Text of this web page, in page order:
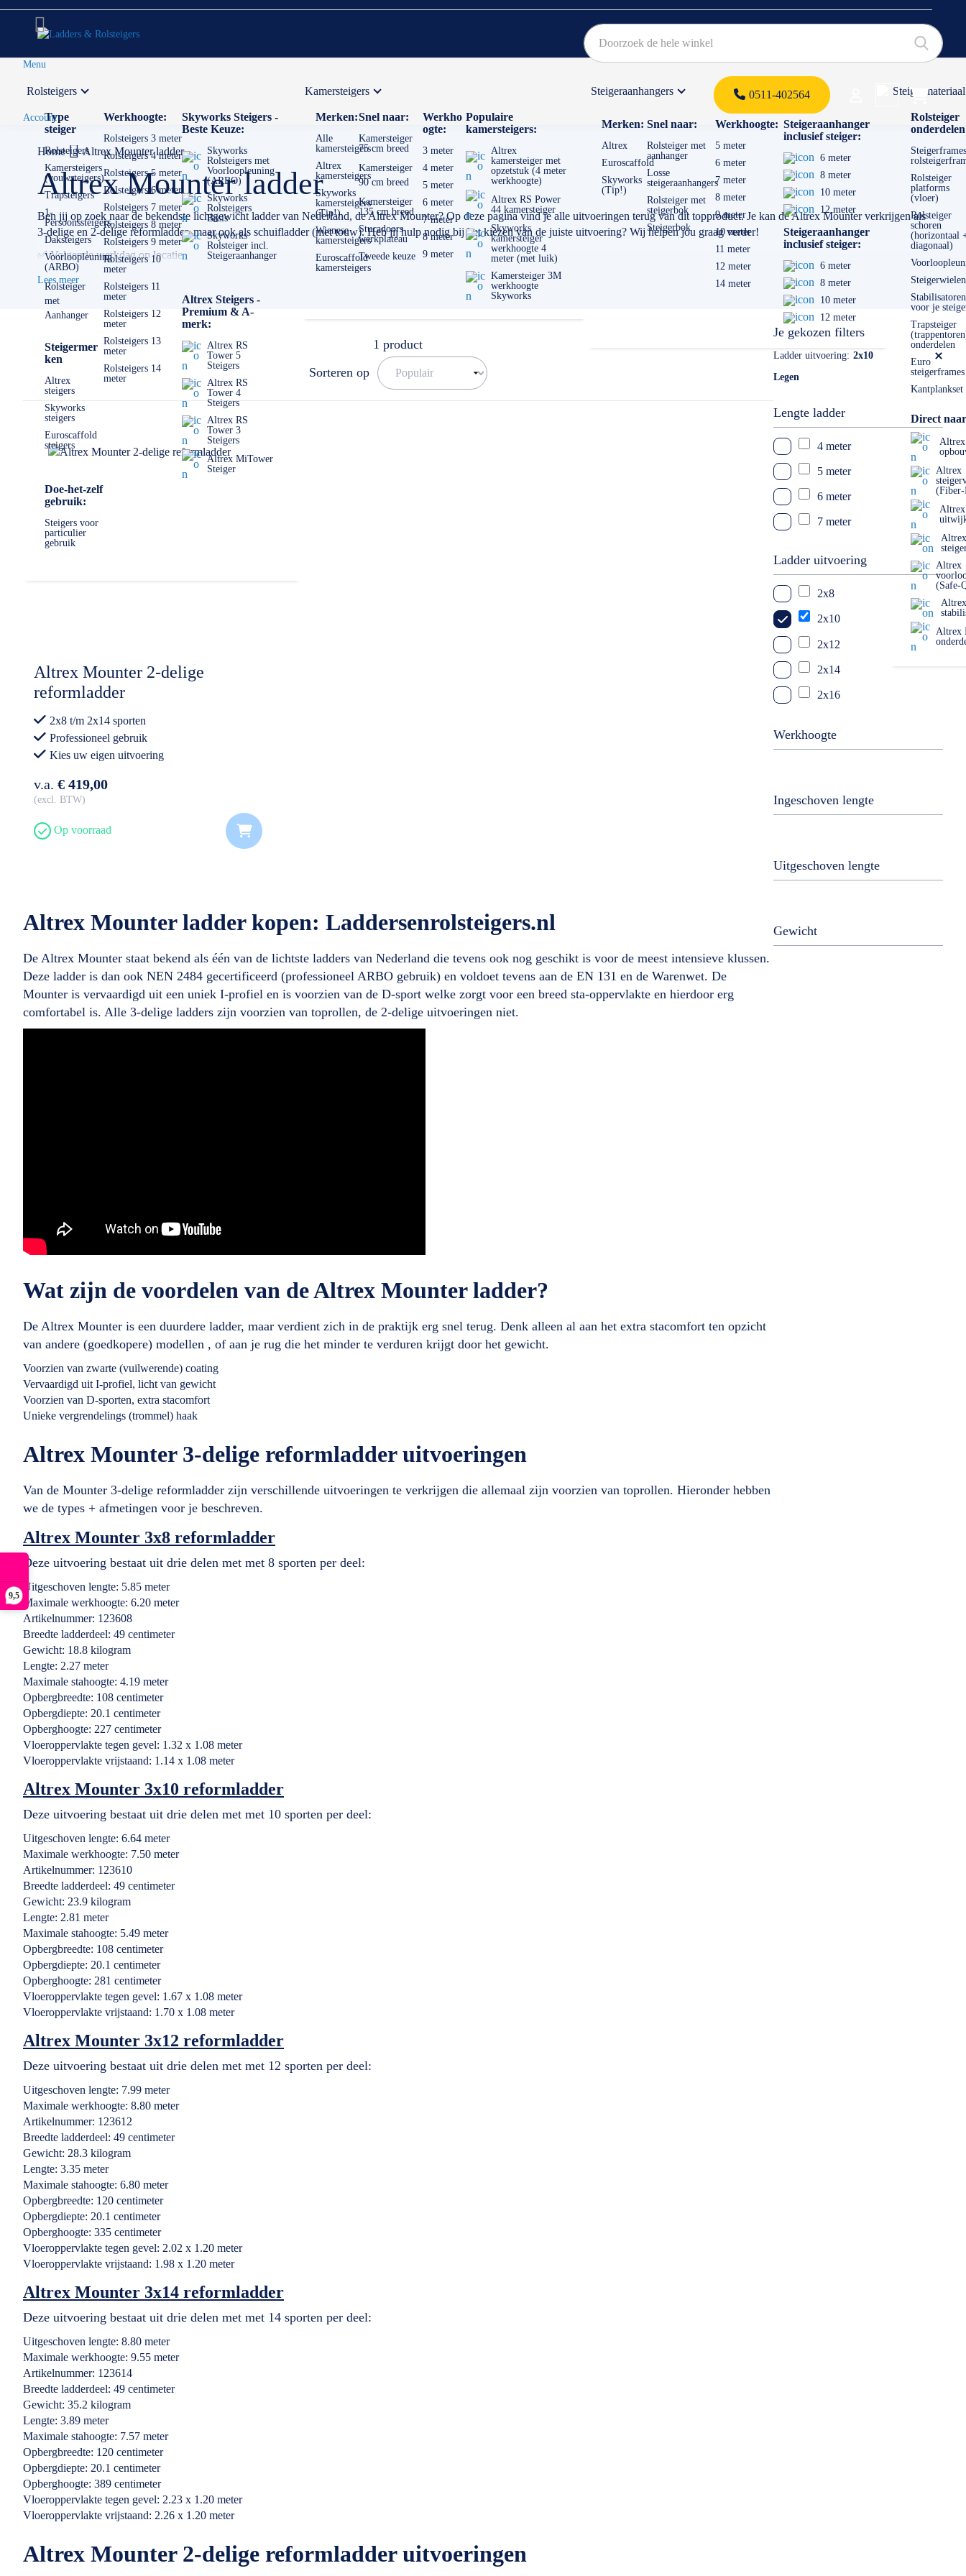
9,5
0511-402564
Menu
Rolsteigers
Type
steiger
Rolsteigers
Kamersteigers
(vouwsteigers)
Trapsteigers
1-
Persoonssteigers
Daksteigers
Voorloopleuning
(ARBO)
Rolsteiger
met
Aanhanger
Steigermer
ken
Altrex
steigers
Skyworks
steigers
Euroscaffold
steigers
Doe-het-zelf
gebruik:
Steigers voor
particulier
gebruik
Werkhoogte:
Rolsteigers 3 meter
Rolsteigers 4 meter
Rolsteigers 5 meter
Rolsteigers 6 meter
Rolsteigers 7 meter
Rolsteigers 8 meter
Rolsteigers 9 meter
Rolsteigers 10
meter
Rolsteigers 11
meter
Rolsteigers 12
meter
Rolsteigers 13
meter
Rolsteigers 14
meter
Skyworks Steigers -
Beste Keuze:
Skyworks
Rolsteigers met
Voorloopleuning
(ARBO)
Skyworks
Rolsteigers
Basis
Skyworks
Rolsteiger incl.
Steigeraanhanger
Altrex Steigers -
Premium & A-
merk:
Altrex RS
Tower 5
Steigers
Altrex RS
Tower 4
Steigers
Altrex RS
Tower 3
Steigers
Altrex MiTower
Steiger
Kamersteigers
Merken:
Alle
kamersteigers
Altrex
kamersteigers
Skyworks
kamersteigers
(Tip!)
Wienese
kamersteigers
Euroscaffold
kamersteigers
Snel naar:
Kamersteiger
75 cm breed
Kamersteiger
90 cm breed
Kamersteiger
135 cm breed
Stucadoors
werkplateau
Tweede keuze
Werkho
ogte:
3 meter
4 meter
5 meter
6 meter
7 meter
8 meter
9 meter
Populaire
kamersteigers:
Altrex
kamersteiger met
opzetstuk (4 meter
werkhoogte)
Altrex RS Power
44 kamersteiger
Skyworks
kamersteiger
werkhoogte 4
meter (met luik)
Kamersteiger 3M
werkhoogte
Skyworks
Steigeraanhangers
Merken:
Altrex
Euroscaffold
Skyworks
(Tip!)
Snel naar:
Rolsteiger met
aanhanger
Losse
steigeraanhangers
Rolsteiger met
steigerbok
Steigerbok
Werkhoogte:
5 meter
6 meter
7 meter
8 meter
9 meter
10 meter
11 meter
12 meter
14 meter
Steigeraanhanger
inclusief steiger:
6 meter
8 meter
10 meter
12 meter
Steigeraanhanger
inclusief steiger:
6 meter
8 meter
10 meter
12 meter
Steigermateriaal
Rolsteiger
Rolsteiger
platforms
(vloer)
Rolsteiger
schoren
(horizontaal
diagonaal)
Steigerwielen
Stabilisatoren
voor je
Trapsteiger
onderdelen
Euro
steigerframes
Kantplankset
Direct
Altrex
Altrex
Altrex
Altrex
Altrex
(Safe-
Altrex
Altrex
Account
Home Altrex Mounter ladder
Altrex Mounter ladder
Ben jij op zoek naar de bekendste lichtgewicht ladder van Nederland, de Altrex Mounter? Op deze pagina vind je alle uitvoeringen terug van dit topproduct. Je kan de Altrex Mounter verkrijgen als
3-delige en 2-delige reformladder, maar ook als schuifladder (met touw). Heb jij hulp nodig bij het kiezen van de juiste uitvoering? Wij helpen jou graag verder!
✅ Volgende werkdag op locatie
✅ Meedenkende klantenservice
✅ Contact:
0511- 40 25 64
Lees meer
1 product
Sorteren op
Altrex Mounter 2-delige
reformladder
2x8 t/m 2x14 sporten
Professioneel gebruik
Kies uw eigen uitvoering
v.a. € 419,00
excl. BTW
Op voorraad
Altrex Mounter ladder kopen: Laddersenrolsteigers.nl
De Altrex Mounter staat bekend als één van de lichtste ladders van Nederland die tevens ook nog geschikt is voor de meest intensieve klussen.
Deze ladder is dan ook NEN 2484 gecertificeerd (professioneel ARBO gebruik) en voldoet tevens aan de EN 131 en de Warenwet. De
Mounter is vervaardigd uit een uniek I-profiel en is voorzien van de D-sport welke zorgt voor een breed sta-oppervlakte en hierdoor erg
comfortabel is. Alle 3-delige ladders zijn voorzien van toprollen, de 2-delige uitvoeringen niet.
Wat zijn de voordelen van de Altrex Mounter ladder?
De Altrex Mounter is een duurdere ladder, maar verdient zich in de praktijk erg snel terug. Denk alleen al aan het extra stacomfort ten opzicht
van andere (goedkopere) modellen , of aan je rug die het minder te verduren krijgt door het gewicht.
Voorzien van zwarte (vuilwerende) coating
Vervaardigd uit I-profiel, licht van gewicht
Voorzien van D-sporten, extra stacomfort
Unieke vergrendelings (trommel) haak
Altrex Mounter 3-delige reformladder uitvoeringen
Van de Mounter 3-delige reformladder zijn verschillende uitvoeringen te verkrijgen die allemaal zijn voorzien van toprollen. Hieronder hebben
we de types + afmetingen voor je beschreven.
Altrex Mounter 3x8 reformladder
Deze uitvoering bestaat uit drie delen met met 8 sporten per deel:
Uitgeschoven lengte: 5.85 meter
Maximale werkhoogte: 6.20 meter
Artikelnummer: 123608
Breedte ladderdeel: 49 centimeter
Gewicht: 18.8 kilogram
Lengte: 2.27 meter
Maximale stahoogte: 4.19 meter
Opbergbreedte: 108 centimeter
Opbergdiepte: 20.1 centimeter
Opberghoogte: 227 centimeter
Vloeroppervlakte tegen gevel: 1.32 x 1.08 meter
Vloeroppervlakte vrijstaand: 1.14 x 1.08 meter
Altrex Mounter 3x10 reformladder
Deze uitvoering bestaat uit drie delen met met 10 sporten per deel:
Uitgeschoven lengte: 6.64 meter
Maximale werkhoogte: 7.50 meter
Artikelnummer: 123610
Breedte ladderdeel: 49 centimeter
Gewicht: 23.9 kilogram
Lengte: 2.81 meter
Maximale stahoogte: 5.49 meter
Opbergbreedte: 108 centimeter
Opbergdiepte: 20.1 centimeter
Opberghoogte: 281 centimeter
Vloeroppervlakte tegen gevel: 1.67 x 1.08 meter
Vloeroppervlakte vrijstaand: 1.70 x 1.08 meter
Altrex Mounter 3x12 reformladder
Deze uitvoering bestaat uit drie delen met met 12 sporten per deel:
Uitgeschoven lengte: 7.99 meter
Maximale werkhoogte: 8.80 meter
Artikelnummer: 123612
Breedte ladderdeel: 49 centimeter
Gewicht: 28.3 kilogram
Lengte: 3.35 meter
Maximale stahoogte: 6.80 meter
Opbergbreedte: 120 centimeter
Opbergdiepte: 20.1 centimeter
Opberghoogte: 335 centimeter
Vloeroppervlakte tegen gevel: 2.02 x 1.20 meter
Vloeroppervlakte vrijstaand: 1.98 x 1.20 meter
Altrex Mounter 3x14 reformladder
Deze uitvoering bestaat uit drie delen met met 14 sporten per deel:
Uitgeschoven lengte: 8.80 meter
Maximale werkhoogte: 9.55 meter
Artikelnummer: 123614
Breedte ladderdeel: 49 centimeter
Gewicht: 35.2 kilogram
Lengte: 3.89 meter
Maximale stahoogte: 7.57 meter
Opbergbreedte: 120 centimeter
Opbergdiepte: 20.1 centimeter
Opberghoogte: 389 centimeter
Vloeroppervlakte tegen gevel: 2.23 x 1.20 meter
Vloeroppervlakte vrijstaand: 2.26 x 1.20 meter
Altrex Mounter 2-delige reformladder uitvoeringen
Je gekozen filters
Ladder uitvoering
2x10
Legen
Lengte ladder
4 meter
5 meter
6 meter
7 meter
Ladder uitvoering
2x8
2x10
2x12
2x14
2x16
2x20
Werkhoogte
Ingeschoven lengte
Uitgeschoven lengte
Gewicht